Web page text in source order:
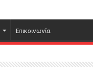
Επικοινωνία